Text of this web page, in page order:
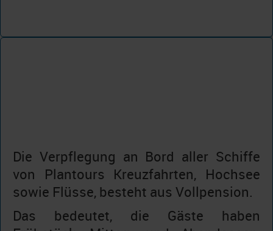
Die Verpflegung an Bord aller Schiffe
von Plantours Kreuzfahrten, Hochsee
sowie Flüsse, besteht aus Vollpension.
Das bedeutet, die Gäste haben